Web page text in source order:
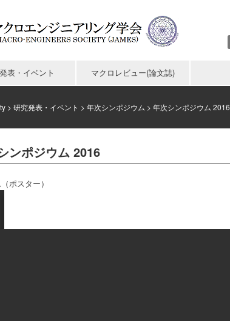
表・イベント マクロレビュー(論文誌)
> 研究発表・イベント > 年次シンポジウム > 年次シンポジウム 2016
ンポジウム 2016
ポスター）